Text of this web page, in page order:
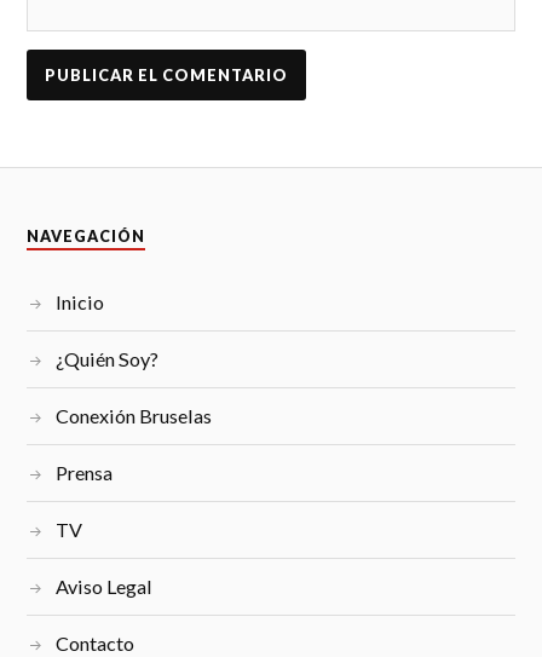
NAVEGACIÓN
Inicio
¿Quién Soy?
Conexión Bruselas
Prensa
TV
Aviso Legal
Contacto